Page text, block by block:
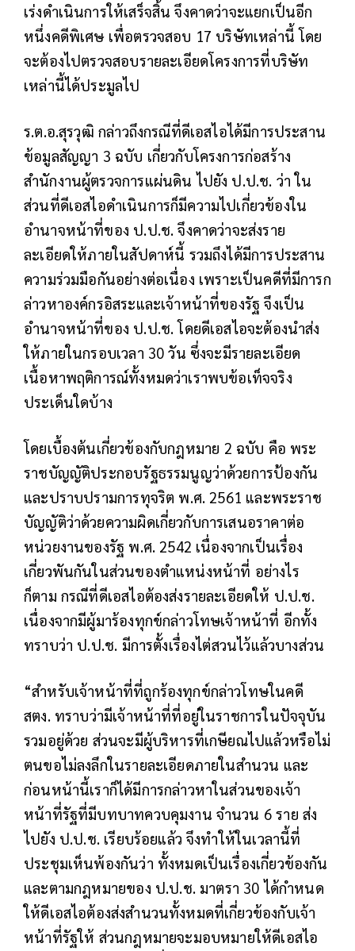
เร่งดำเนินการให้เสร็จสิ้น จึงคาดว่าจะแยกเป็นอีก
หนึ่งคดีพิเศษ เพื่อตรวจสอบ 17 บริษัทเหล่านี้ โดย
จะต้องไปตรวจสอบรายละเอียดโครงการที่บริษัท
เหล่านี้ได้ประมูลไป
ร.ต.อ.สุรวุฒิ กล่าวถึงกรณีที่ดีเอสไอได้มีการประสาน
ข้อมูลสัญญา 3 ฉบับ เกี่ยวกับโครงการก่อสร้าง
สำนักงานผู้ตรวจการแผ่นดิน ไปยัง ป.ป.ช. ว่า ใน
ส่วนที่ดีเอสไอดำเนินการก็มีความไปเกี่ยวข้องใน
อำนาจหน้าที่ของ ป.ป.ช. จึงคาดว่าจะส่งราย
ละเอียดให้ภายในสัปดาห์นี้ รวมถึงได้มีการประสาน
ความร่วมมือกันอย่างต่อเนื่อง เพราะเป็นคดีที่มีการก
ล่าวหาองค์กรอิสระและเจ้าหน้าที่ของรัฐ จึงเป็น
อำนาจหน้าที่ของ ป.ป.ช. โดยดีเอสไอจะต้องนำส่ง
ให้ภายในกรอบเวลา 30 วัน ซึ่งจะมีรายละเอียด
เนื้อหาพฤติการณ์ทั้งหมดว่าเราพบข้อเท็จจริง
ประเด็นใดบ้าง
โดยเบื้องต้นเกี่ยวข้องกับกฎหมาย 2 ฉบับ คือ พระ
ราชบัญญัติประกอบรัฐธรรมนูญว่าด้วยการป้องกัน
และปราบปรามการทุจริต พ.ศ. 2561 และพระราช
บัญญัติว่าด้วยความผิดเกี่ยวกับการเสนอราคาต่อ
หน่วยงานของรัฐ พ.ศ. 2542 เนื่องจากเป็นเรื่อง
เกี่ยวพันกันในส่วนของตำแหน่งหน้าที่ อย่างไร
ก็ตาม กรณีที่ดีเอสไอต้องส่งรายละเอียดให้ ป.ป.ช.
เนื่องจากมีผู้มาร้องทุกข์กล่าวโทษเจ้าหน้าที่ อีกทั้ง
ทราบว่า ป.ป.ช. มีการตั้งเรื่องไต่สวนไว้แล้วบางส่วน
“สำหรับเจ้าหน้าที่ที่ถูกร้องทุกข์กล่าวโทษในคดี
สตง. ทราบว่ามีเจ้าหน้าที่ที่อยู่ในราชการในปัจจุบัน
รวมอยู่ด้วย ส่วนจะมีผู้บริหารที่เกษียณไปแล้วหรือไม่
ตนขอไม่ลงลึกในรายละเอียดภายในสำนวน และ
ก่อนหน้านี้เราก็ได้มีการกล่าวหาในส่วนของเจ้า
หน้าที่รัฐที่มีบทบาทควบคุมงาน จำนวน 6 ราย ส่ง
ไปยัง ป.ป.ช. เรียบร้อยแล้ว จึงทำให้ในเวลานี้ที่
ประชุมเห็นพ้องกันว่า ทั้งหมดเป็นเรื่องเกี่ยวข้องกัน
และตามกฎหมายของ ป.ป.ช. มาตรา 30 ได้กำหนด
ให้ดีเอสไอต้องส่งสำนวนทั้งหมดที่เกี่ยวข้องกับเจ้า
หน้าที่รัฐให้ ส่วนกฎหมายจะมอบหมายให้ดีเอสไอ